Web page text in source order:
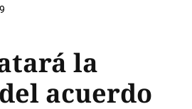
la
acuerdo